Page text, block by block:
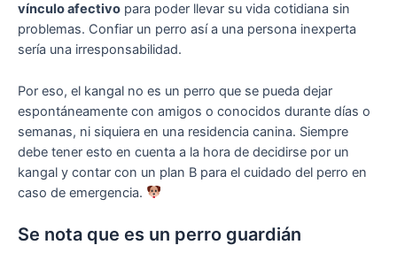
vínculo afectivo para poder llevar su vida cotidiana sin
problemas. Confiar un perro así a una persona inexperta
sería una irresponsabilidad.
Por eso, el kangal no es un perro que se pueda dejar
espontáneamente con amigos o conocidos durante días o
semanas, ni siquiera en una residencia canina. Siempre
debe tener esto en cuenta a la hora de decidirse por un
kangal y contar con un plan B para el cuidado del perro en
caso de emergencia.
Se nota que es un perro guardián